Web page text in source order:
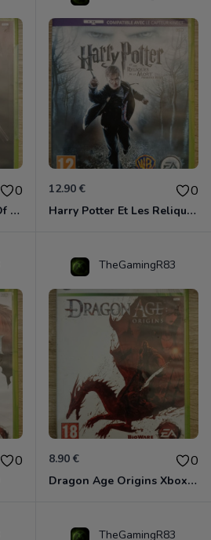
0
Hellboy - The Science Of Evil Xbox 360
12.90 € 0
Harry Potter Et Les Reliques De La Mort - 1ère Partie Xbox 360
0
TheGamingR83
8.90 € 0
Dragon Age Origins Xbox 360
TheGamingR83